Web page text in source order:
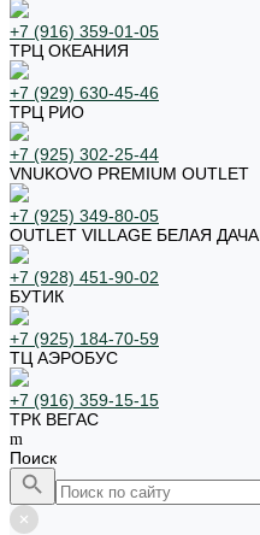
+7 (916) 359-01-05
ТРЦ ОКЕАНИЯ
+7 (929) 630-45-46
ТРЦ РИО
+7 (925) 302-25-44
VNUKOVO PREMIUM OUTLET
+7 (925) 349-80-05
OUTLET VILLAGE БЕЛАЯ ДАЧА
+7 (928) 451-90-02
БУТИК
+7 (925) 184-70-59
ТЦ АЭРОБУС
+7 (916) 359-15-15
ТРК ВЕГАС
Поиск